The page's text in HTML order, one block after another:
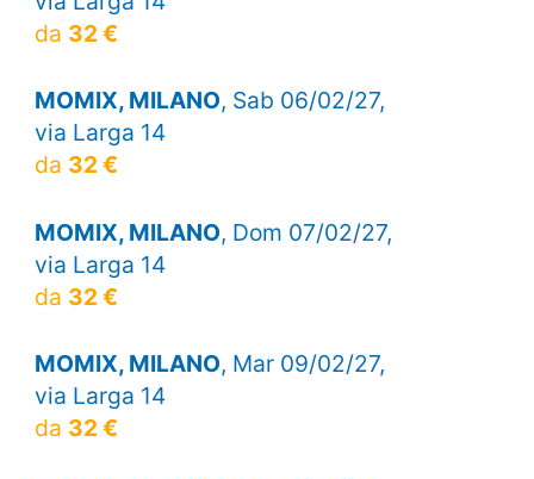
da 32 €
MOMIX, MILANO, Sab 06/02/27,
via Larga 14
da 32 €
MOMIX, MILANO, Dom 07/02/27,
via Larga 14
da 32 €
MOMIX, MILANO, Mar 09/02/27,
via Larga 14
da 32 €